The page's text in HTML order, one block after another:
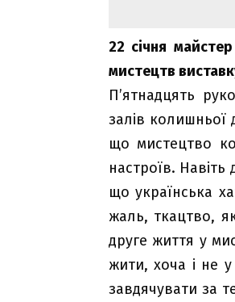
22 січня
мистецтв
П’ятнадцять
залів колишньої
що мистецтво
настроїв.
що українська
жаль, ткацтво,
друге життя у
жити, хоча і не
завдячувати за